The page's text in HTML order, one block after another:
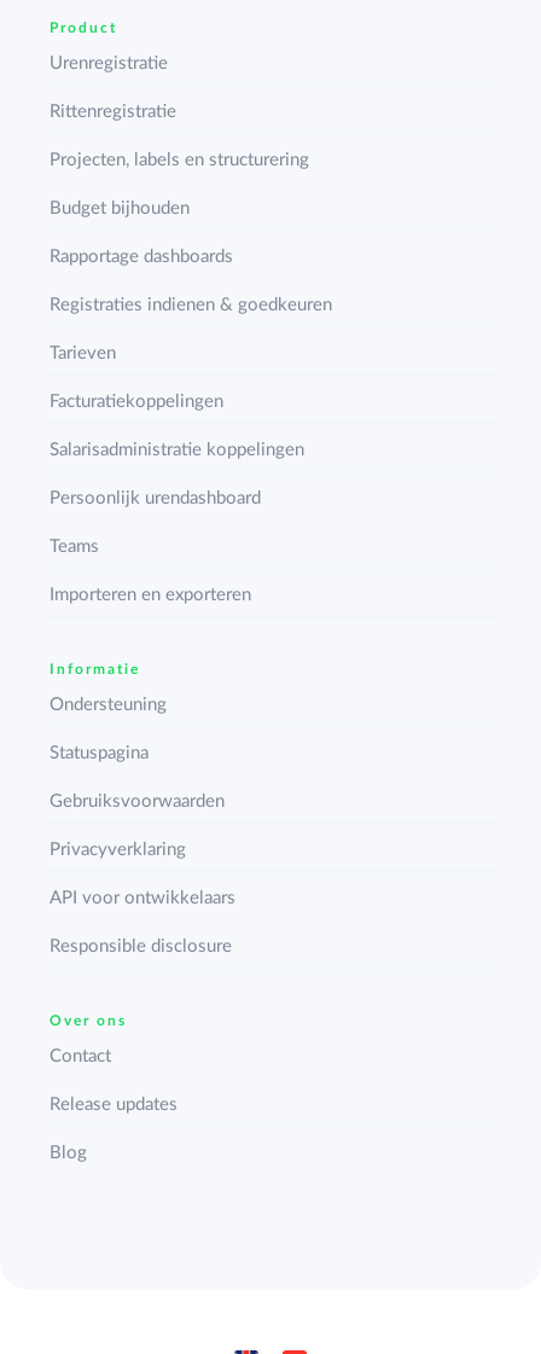
Product
Urenregistratie
Rittenregistratie
Projecten, labels en structurering
Budget bijhouden
Rapportage dashboards
Registraties indienen & goedkeuren
Tarieven
Facturatiekoppelingen
Salarisadministratie koppelingen
Persoonlijk urendashboard
Teams
Importeren en exporteren
Informatie
Ondersteuning
Statuspagina
Gebruiksvoorwaarden
Privacyverklaring
API voor ontwikkelaars
Responsible disclosure
Over ons
Contact
Release updates
Blog